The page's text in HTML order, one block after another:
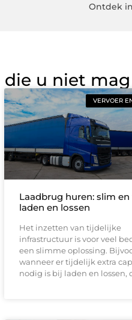
Ontdek
die u niet
VERVOER
Laadbrug huren: slim en
laden en lossen
Het inzetten van tijdelijke
infrastructuur is voor veel
een slimme oplossing.
wanneer er tijdelijk extra
nodig is bij laden en lossen,